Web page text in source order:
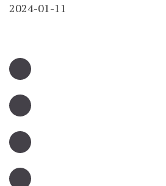
2024-01-11